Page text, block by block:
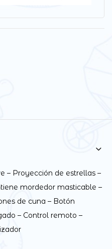
– Proyección de estrellas –
mordedor masticable –
de cuna – Botón
– Control remoto –